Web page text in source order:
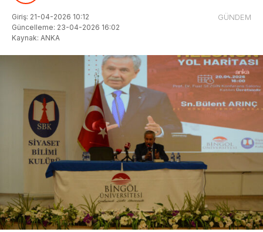
Giriş: 21-04-2026 10:12
Güncelleme: 23-04-2026 16:02
Kaynak: ANKA
GÜNDEM